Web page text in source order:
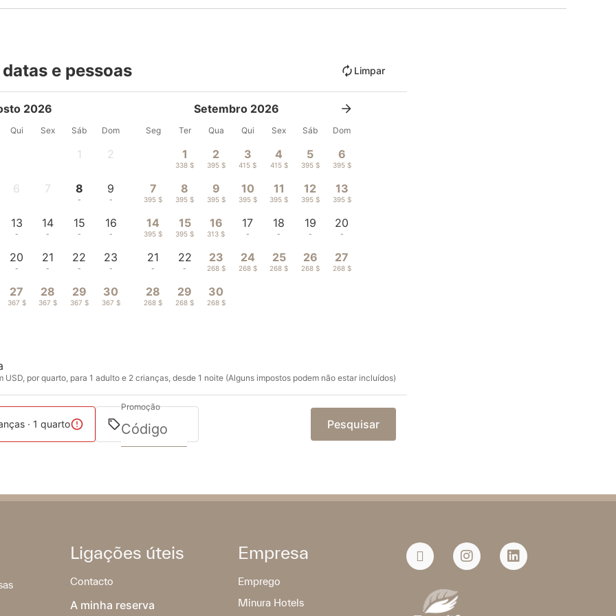
e pessoas Limpar
2026
Qui Sex Sáb Dom
1 2
6 7 8
-
9
-
13
-
14
-
15
-
16
-
20
-
21
-
22
-
23
-
27
367 $
28
367 $
29
367 $
30
367 $
Setembro 2026
Seg Ter Qua Qui Sex Sáb Dom
1
338 $
2
395 $
3
415 $
4
415 $
5
395 $
6
395 $
7
395 $
8
395 $
9
395 $
10
395 $
11
395 $
12
395 $
13
395 $
14
395 $
15
395 $
16
313 $
17
-
18
-
19
-
20
-
21
-
22
-
23
268 $
24
268 $
25
268 $
26
268 $
27
268 $
28
268 $
29
268 $
30
268 $
USD, por quarto, para 1 adulto e 2 crianças, desde 1 noite (Alguns impostos podem não estar incluídos)
· 1 quarto
Promoção
Pesquisar
Ligações úteis
Contacto
A minha reserva
Empresa
Emprego
Minura Hotels